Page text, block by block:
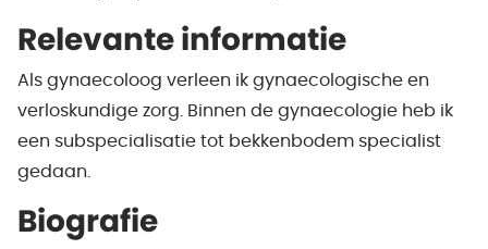
Relevante informatie
Als gynaecoloog verleen ik gynaecologische en
verloskundige zorg. Binnen de gynaecologie heb ik
een subspecialisatie tot bekkenbodem specialist
gedaan.
Biografie